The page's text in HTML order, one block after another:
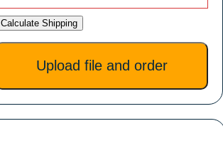
Calculate Shipping
Upload file and order